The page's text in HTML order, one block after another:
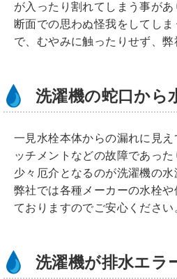
が入ったり割れてしまう事があ
断面での思わぬ怪我をしてし
で、むやみに触ったりせず、弊
洗濯機の蛇口から
一見水栓本体からの漏れに見
ッチメントなどの故障であっ
少々厄介となるのが洗濯機の水
弊社では各種メーカーの水栓や
ておりますのでご安心ください
洗濯機が排水エラ